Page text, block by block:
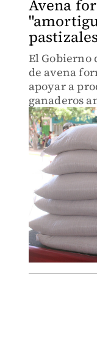
Avena
El Gobierno
de avena
apoyar a
ganaderos